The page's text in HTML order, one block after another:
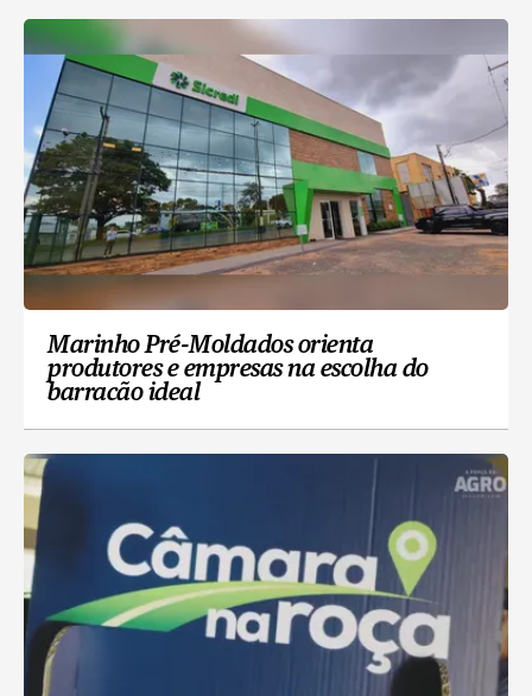
Marinho Pré-Moldados orienta
produtores e empresas na escolha do
barracão ideal